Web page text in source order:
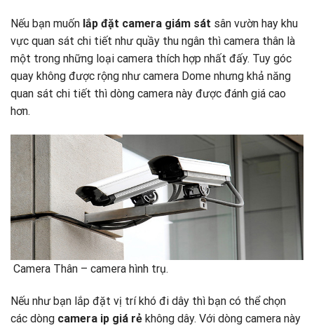
Nếu bạn muốn lắp đặt camera giám sát sân vườn hay khu
vực quan sát chi tiết như quầy thu ngân thì camera thân là
một trong những loại camera thích hợp nhất đấy. Tuy góc
quay không được rộng như camera Dome nhưng khả năng
quan sát chi tiết thì dòng camera này được đánh giá cao
hơn.
Camera Thân – camera hình trụ.
Nếu như bạn lắp đặt vị trí khó đi dây thì bạn có thể chọn
các dòng camera ip giá rẻ không dây. Với dòng camera này